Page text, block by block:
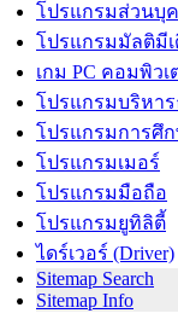
โปรแกรมส่วนบุ
โปรแกรมมัลติมีเ
เกม PC คอมพิวเ
โปรแกรมบริหา
โปรแกรมการศึ
โปรแกรมเมอร์
โปรแกรมมือถือ
โปรแกรมยูทิลิตี้
ไดร์เวอร์ (Driver)
Sitemap Search
Sitemap Info